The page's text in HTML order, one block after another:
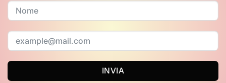
INVIA